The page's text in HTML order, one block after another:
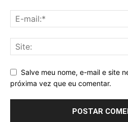
Salve meu nome, e-mail e site
próxima vez que eu comentar.